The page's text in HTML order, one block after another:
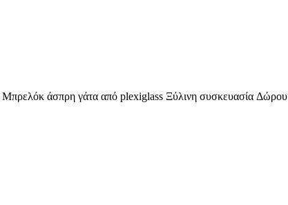
άσπρη γάτα από plexiglass Ξύλινη συσκευασία Δώρου